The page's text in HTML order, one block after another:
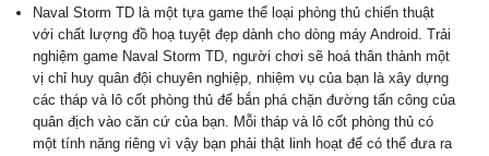
Naval Storm TD là một tựa game thể loại phòng thủ chiến thuật
với chất lượng đồ hoạ tuyệt đẹp dành cho dòng máy Android. Trải
nghiệm game Naval Storm TD, người chơi sẽ hoá thân thành một
vị chỉ huy quân đội chuyên nghiệp, nhiệm vụ của bạn là xây dựng
các tháp và lô cốt phòng thủ để bắn phá chặn đường tấn công của
quân địch vào căn cứ của bạn. Mỗi tháp và lô cốt phòng thủ có
một tính năng riêng vì vậy bạn phải thật linh hoạt để có thể đưa ra